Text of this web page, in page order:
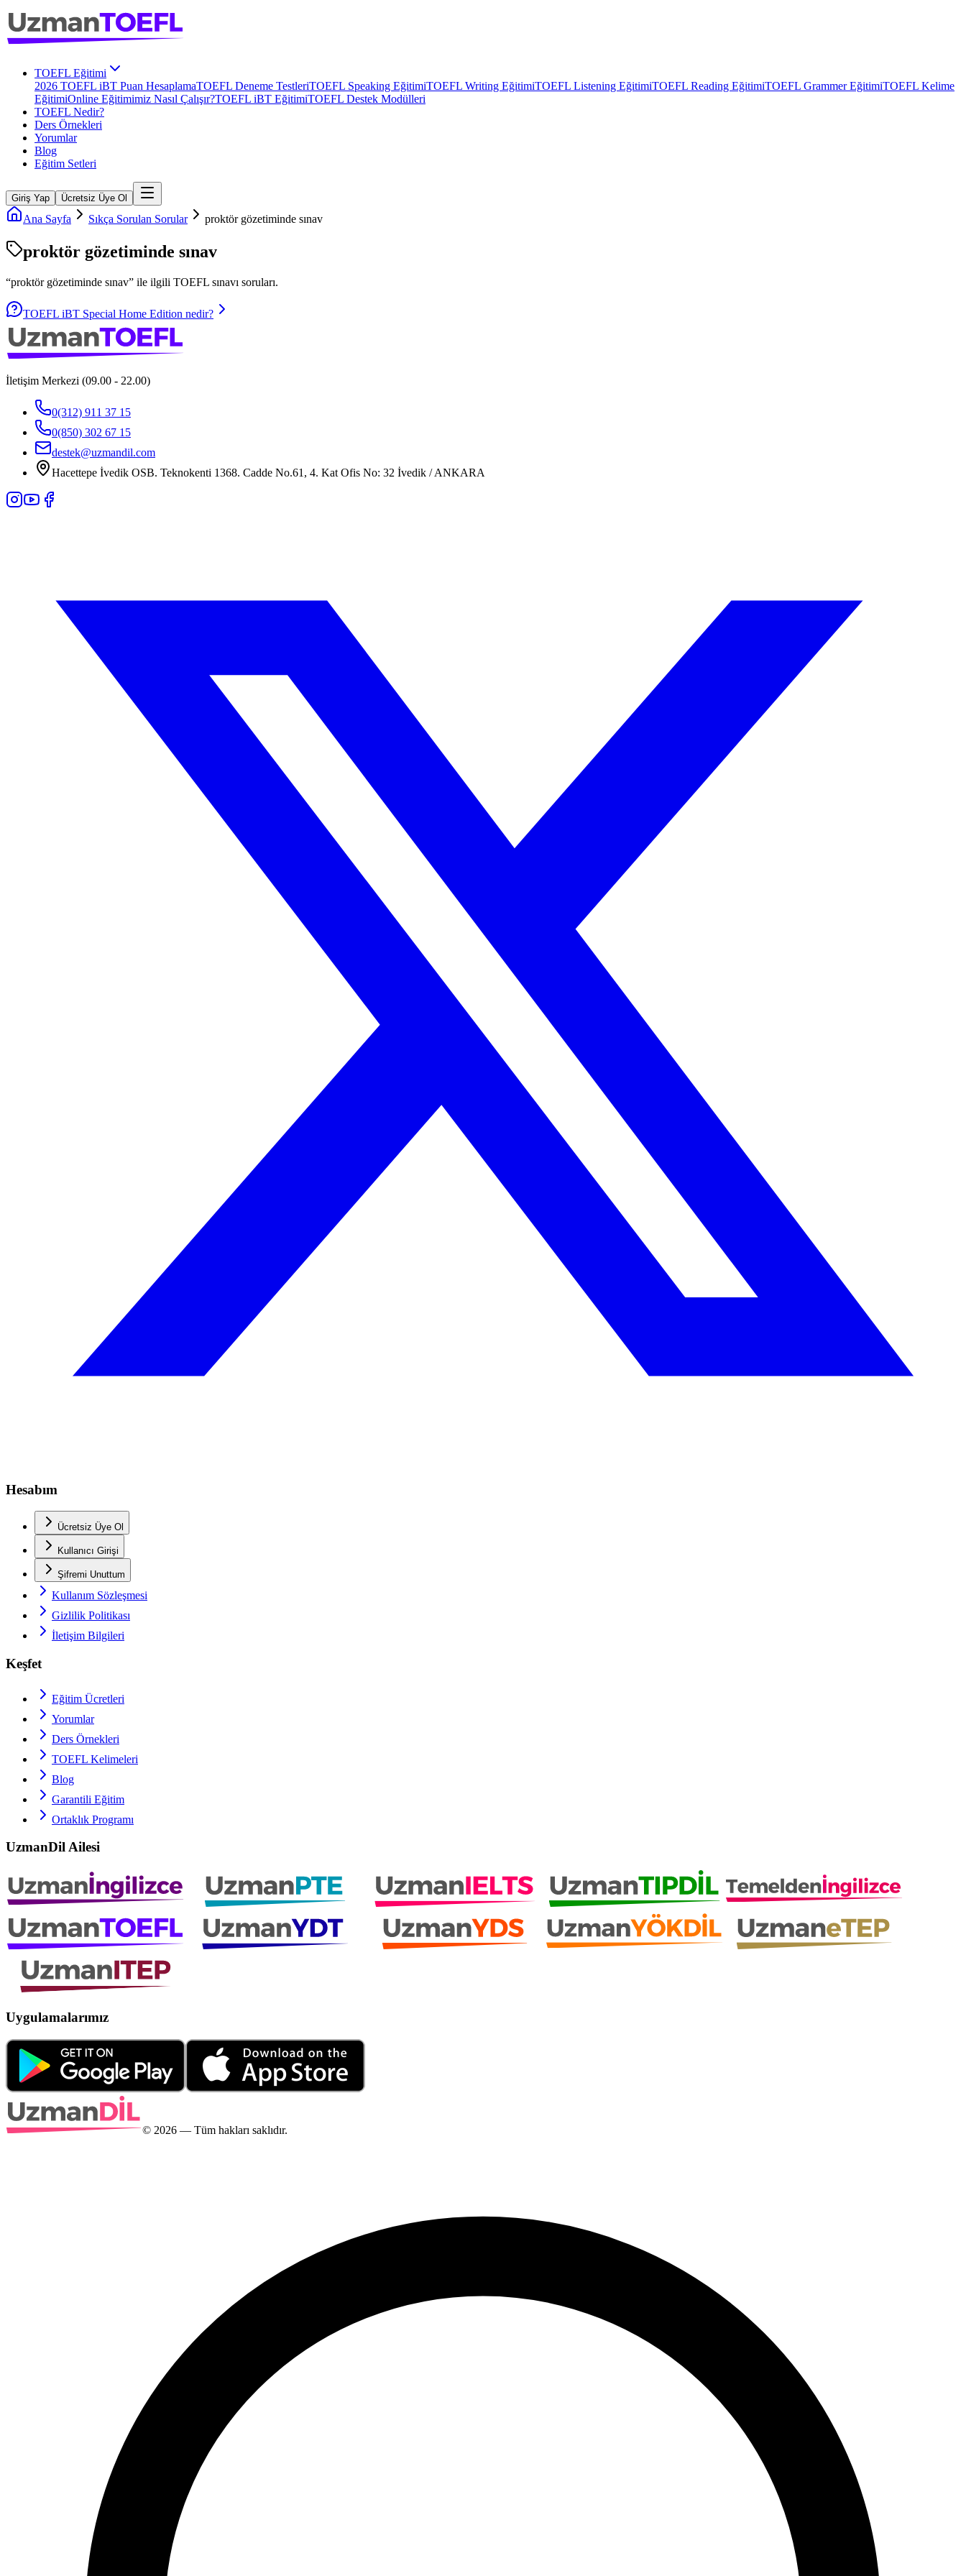
TOEFL Eğitimi
2026 TOEFL iBT Puan HesaplamaTOEFL Deneme TestleriTOEFL Speaking EğitimiTOEFL Writing EğitimiTOEFL Listening EğitimiTOEFL Reading EğitimiTOEFL Grammer EğitimiTOEFL Kelime
EğitimiOnline Eğitimimiz Nasıl Çalışır?TOEFL iBT EğitimiTOEFL Destek Modülleri
TOEFL Nedir?
Ders Örnekleri
Yorumlar
Blog
Eğitim Setleri
Giriş Yap Ücretsiz Üye Ol
Ana Sayfa Sıkça Sorulan Sorular proktör gözetiminde sınav
proktör gözetiminde sınav
“proktör gözetiminde sınav” ile ilgili TOEFL sınavı soruları.
TOEFL iBT Special Home Edition nedir?
İletişim Merkezi (09.00 - 22.00)
0(312) 911 37 15
0(850) 302 67 15
destek@uzmandil.com
Hacettepe İvedik OSB. Teknokenti 1368. Cadde No.61, 4. Kat Ofis No: 32 İvedik / ANKARA
Hesabım
Ücretsiz Üye Ol
Kullanıcı Girişi
Şifremi Unuttum
Kullanım Sözleşmesi
Gizlilik Politikası
İletişim Bilgileri
Keşfet
Eğitim Ücretleri
Yorumlar
Ders Örnekleri
TOEFL Kelimeleri
Blog
Garantili Eğitim
Ortaklık Programı
UzmanDil Ailesi
Uygulamalarımız
© 2026 — Tüm hakları saklıdır.